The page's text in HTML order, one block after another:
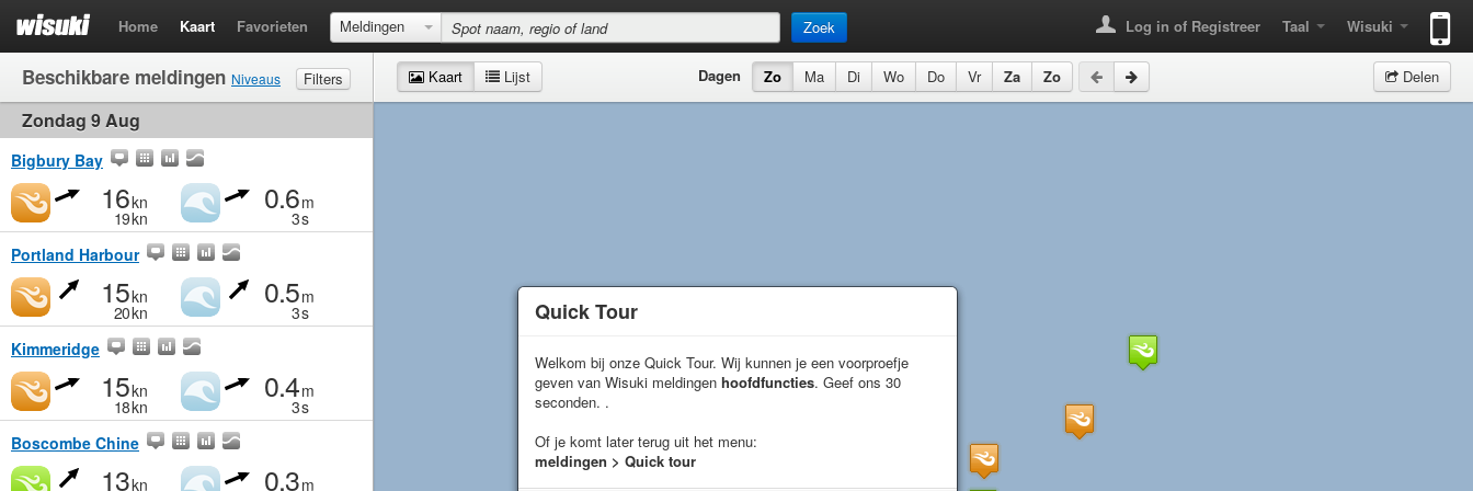
Home Kaart Favorieten Meldingen Zoek Log in of Registreer Taal Wisuki
Beschikbare meldingen Niveaus
Filters
Wind
Golven
Zondag 9 Aug
Bigbury Bay
16kn
19kn
0.6m
3s
Portland Harbour
15kn
20kn
0.5m
3s
Kimmeridge
15kn
18kn
0.4m
3s
Boscombe Chine
13kn 0.3m
Kaart Lijst Dagen Zo Ma Di Wo Do Vr Za Zo Delen
Quick Tour
Welkom bij onze Quick Tour. Wij kunnen je een voorproefje
geven van Wisuki meldingen hoofdfuncties. Geef ons 30
seconden. .
Of je komt later terug uit het menu:
meldingen > Quick tour
Quick Tour
Welkom bij onze Quick Tour. Wij kunnen je een voorproefje
geven van Wisuki meldingen hoofdfuncties. Geef ons 30
seconden. .
Of je komt later terug uit het menu:
meldingen > Quick tour